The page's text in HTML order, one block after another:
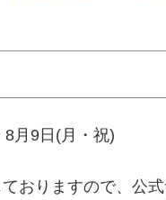
月9日(月・祝)
おりますので、公